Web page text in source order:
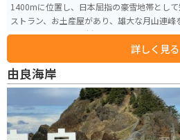
1400mに位置し、日本屈指の豪雪地帯として知られて
ストラン、お土産屋があり、雄大な月山連峰
ウスでは、地元の食材をふんだんに使った
用したソフトクリームが人気です。 バイクで行く場合は、駐車場から展望台
までは徒歩で行く必要があります。7月上旬
ので、注意が必要です。また、標高が高いた
忘れずに行いましょう。 周辺には、月山神社や、ブナの原生林が広がる姥ヶ
岳など、自然豊かな観光スポットが点在し
のこや山菜などの特産品がおすすめです。
詳しく見る
由良海岸